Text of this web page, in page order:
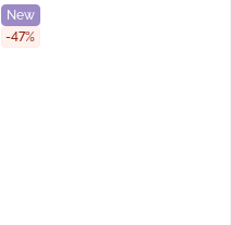
New
-47%